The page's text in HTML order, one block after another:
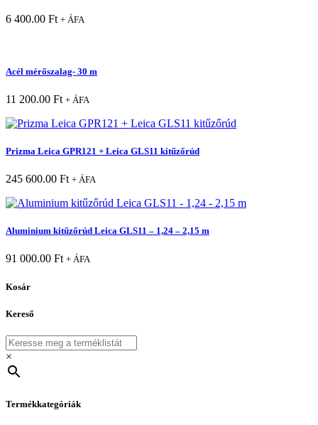
6 400.00 Ft + ÁFA
Acél mérőszalag- 30 m
11 200.00 Ft + ÁFA
Prizma Leica GPR121 + Leica GLS11 kitűzőrúd
245 600.00 Ft + ÁFA
Aluminium kitűzőrúd Leica GLS11 – 1,24 – 2,15 m
91 000.00 Ft + ÁFA
Kosár
Kereső
×
Termékkategóriák